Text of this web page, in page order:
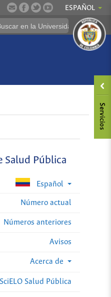
ESPAÑOL
Salud Pública
Español
Número actual
Números anteriores
Avisos
Acerca de
SciELO Salud Pública